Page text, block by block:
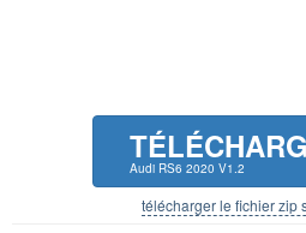
Audi RS6 2020 V1.2
télécharger le fichier zip